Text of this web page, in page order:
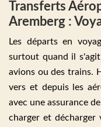
Transferts
Aremberg :
Les départs en
surtout quand il
avions ou des trains.
vers et depuis les
avec une assurance
charger et décharger